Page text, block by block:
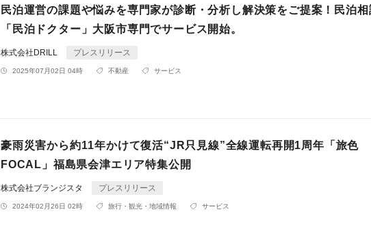
民泊運営の課題や悩みを専門家が診断・分析し解決策をご提案！民泊
「民泊ドクター」大阪市専門でサービス開始。
株式会社DRILL プレスリリース
2025年07月02日 04時 不動産 サービス
豪雨災害から約11年かけて復活“JR只見線”全線運転再開1周年「旅色
FOCAL」福島県会津エリア特集公開
株式会社ブランジスタ プレスリリース
2024年02月26日 02時 旅行・観光・地域情報 サービス